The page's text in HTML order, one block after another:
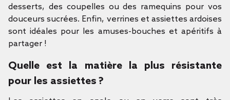
desserts, des coupelles ou des ramequins pour vos
douceurs sucrées. Enfin, verrines et assiettes ardoises
sont idéales pour les amuses-bouches et apéritifs à
partager !
Quelle est la matière la plus résistante
pour les assiettes ?